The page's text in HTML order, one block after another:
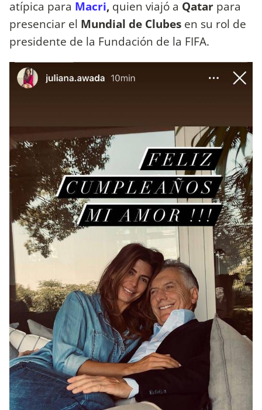
atípica para Macri, quien viajó a Qatar para
presenciar el Mundial de Clubes en su rol de
presidente de la Fundación de la FIFA.